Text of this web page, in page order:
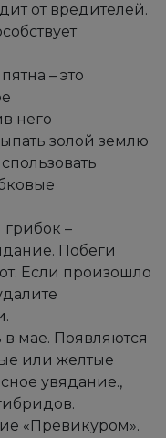
от вредителей.
– это
него
золой землю
–
Побеги
Если произошло
в мае. Появляются
или желтые
увядание.,
«Превикуром».